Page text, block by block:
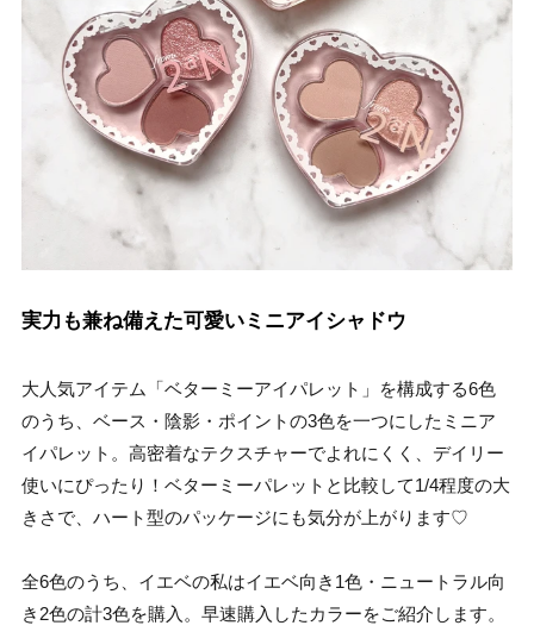
実力も兼ね備えた可愛いミニアイシャドウ
大人気アイテム「ベターミーアイパレット」を構成する6色
のうち、ベース・陰影・ポイントの3色を一つにしたミニア
イパレット。高密着なテクスチャーでよれにくく、デイリー
使いにぴったり！ベターミーパレットと比較して1/4程度の大
きさで、ハート型のパッケージにも気分が上がります♡
全6色のうち、イエベの私はイエベ向き1色・ニュートラル向
き2色の計3色を購入。早速購入したカラーをご紹介します。